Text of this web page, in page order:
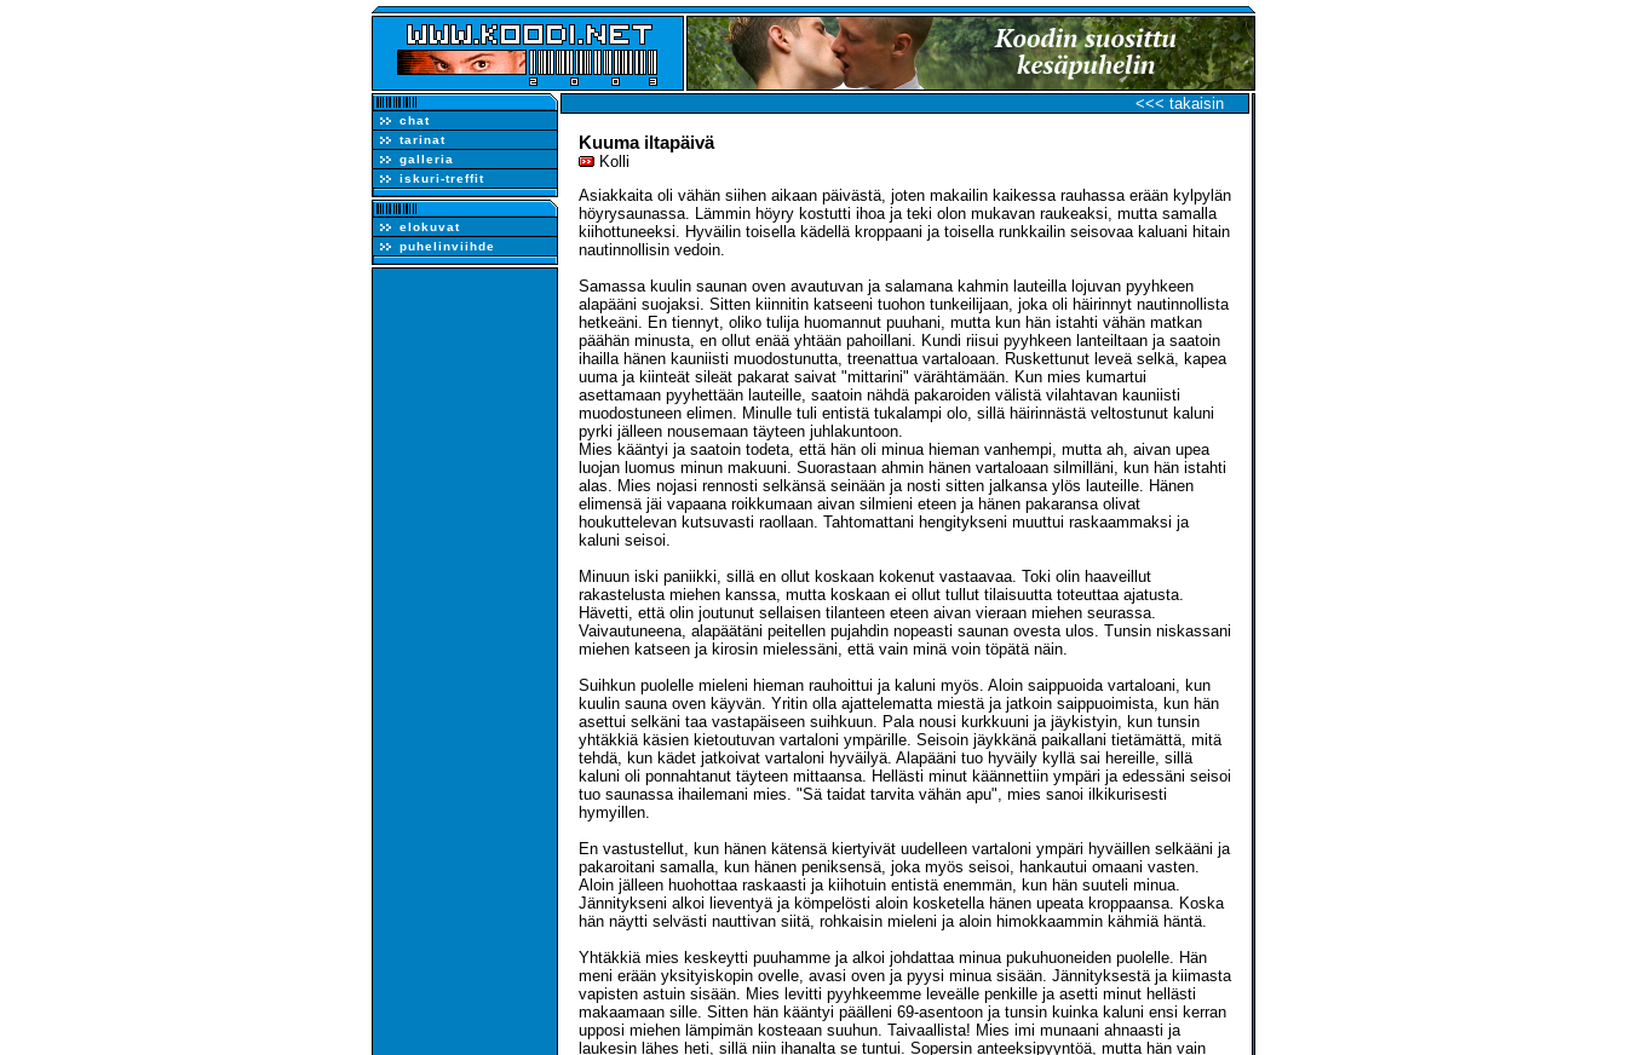
chat
tarinat
galleria
iskuri-treffit
elokuvat
puhelinviihde
<<< takaisin
Kuuma iltapäivä
Kolli
Asiakkaita oli vähän siihen aikaan päivästä, joten makailin kaikessa rauhassa erään kylpylän
höyrysaunassa. Lämmin höyry kostutti ihoa ja teki olon mukavan raukeaksi, mutta samalla
kiihottuneeksi. Hyväilin toisella kädellä kroppaani ja toisella runkkailin seisovaa kaluani hitain
nautinnollisin vedoin.
Samassa kuulin saunan oven avautuvan ja salamana kahmin lauteilla lojuvan pyyhkeen
alapääni suojaksi. Sitten kiinnitin katseeni tuohon tunkeilijaan, joka oli häirinnyt nautinnollista
hetkeäni. En tiennyt, oliko tulija huomannut puuhani, mutta kun hän istahti vähän matkan
päähän minusta, en ollut enää yhtään pahoillani. Kundi riisui pyyhkeen lanteiltaan ja saatoin
ihailla hänen kauniisti muodostunutta, treenattua vartaloaan. Ruskettunut leveä selkä, kapea
uuma ja kiinteät sileät pakarat saivat "mittarini" värähtämään. Kun mies kumartui
asettamaan pyyhettään lauteille, saatoin nähdä pakaroiden välistä vilahtavan kauniisti
muodostuneen elimen. Minulle tuli entistä tukalampi olo, sillä häirinnästä veltostunut kaluni
pyrki jälleen nousemaan täyteen juhlakuntoon.
Mies kääntyi ja saatoin todeta, että hän oli minua hieman vanhempi, mutta ah, aivan upea
luojan luomus minun makuuni. Suorastaan ahmin hänen vartaloaan silmilläni, kun hän istahti
alas. Mies nojasi rennosti selkänsä seinään ja nosti sitten jalkansa ylös lauteille. Hänen
elimensä jäi vapaana roikkumaan aivan silmieni eteen ja hänen pakaransa olivat
houkuttelevan kutsuvasti raollaan. Tahtomattani hengitykseni muuttui raskaammaksi ja
kaluni seisoi.
Minuun iski paniikki, sillä en ollut koskaan kokenut vastaavaa. Toki olin haaveillut
rakastelusta miehen kanssa, mutta koskaan ei ollut tullut tilaisuutta toteuttaa ajatusta.
Hävetti, että olin joutunut sellaisen tilanteen eteen aivan vieraan miehen seurassa.
Vaivautuneena, alapäätäni peitellen pujahdin nopeasti saunan ovesta ulos. Tunsin niskassani
miehen katseen ja kirosin mielessäni, että vain minä voin töpätä näin.
Suihkun puolelle mieleni hieman rauhoittui ja kaluni myös. Aloin saippuoida vartaloani, kun
kuulin sauna oven käyvän. Yritin olla ajattelematta miestä ja jatkoin saippuoimista, kun hän
asettui selkäni taa vastapäiseen suihkuun. Pala nousi kurkkuuni ja jäykistyin, kun tunsin
yhtäkkiä käsien kietoutuvan vartaloni ympärille. Seisoin jäykkänä paikallani tietämättä, mitä
tehdä, kun kädet jatkoivat vartaloni hyväilyä. Alapääni tuo hyväily kyllä sai hereille, sillä
kaluni oli ponnahtanut täyteen mittaansa. Hellästi minut käännettiin ympäri ja edessäni seisoi
tuo saunassa ihailemani mies. "Sä taidat tarvita vähän apu", mies sanoi ilkikurisesti
hymyillen.
En vastustellut, kun hänen kätensä kiertyivät uudelleen vartaloni ympäri hyväillen selkääni ja
pakaroitani samalla, kun hänen peniksensä, joka myös seisoi, hankautui omaani vasten.
Aloin jälleen huohottaa raskaasti ja kiihotuin entistä enemmän, kun hän suuteli minua.
Jännitykseni alkoi lieventyä ja kömpelösti aloin kosketella hänen upeata kroppaansa. Koska
hän näytti selvästi nauttivan siitä, rohkaisin mieleni ja aloin himokkaammin kähmiä häntä.
Yhtäkkiä mies keskeytti puuhamme ja alkoi johdattaa minua pukuhuoneiden puolelle. Hän
meni erään yksityiskopin ovelle, avasi oven ja pyysi minua sisään. Jännityksestä ja kiimasta
vapisten astuin sisään. Mies levitti pyyhkeemme leveälle penkille ja asetti minut hellästi
makaamaan sille. Sitten hän kääntyi päälleni 69-asentoon ja tunsin kuinka kaluni ensi kerran
upposi miehen lämpimän kosteaan suuhun. Taivaallista! Mies imi munaani ahnaasti ja
laukesin lähes heti, sillä niin ihanalta se tuntui. Sopersin anteeksipyyntöä, mutta hän vain